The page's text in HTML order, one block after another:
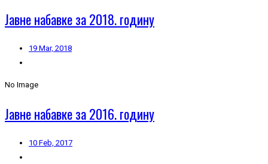
Јавне набавке за 2018. годину
19 Mar, 2018
No Image
Јавне набавке за 2016. годину
10 Feb, 2017